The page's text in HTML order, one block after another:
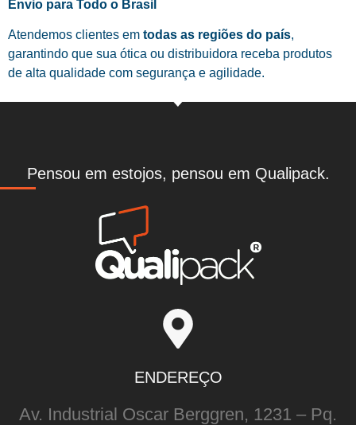
Envio para Todo o Brasil
Atendemos clientes em todas as regiões do país,
garantindo que sua ótica ou distribuidora receba produtos
de alta qualidade com segurança e agilidade.
Pensou em estojos, pensou em Qualipack.
ENDEREÇO
Av. Industrial Oscar Berggren, 1231 – Pq.